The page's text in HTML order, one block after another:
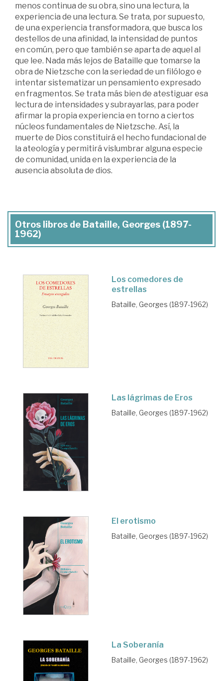
menos continua de su obra, sino una lectura, la
experiencia de una lectura. Se trata, por supuesto,
de una experiencia transformadora, que busca los
destellos de una afinidad, la intensidad de puntos
en común, pero que también se aparta de aquel al
que lee. Nada más lejos de Bataille que tomarse la
obra de Nietzsche con la seriedad de un filólogo e
intentar sistematizar un pensamiento expresado
en fragmentos. Se trata más bien de atestiguar esa
lectura de intensidades y subrayarlas, para poder
afirmar la propia experiencia en torno a ciertos
núcleos fundamentales de Nietzsche. Así, la
muerte de Dios constituirá el hecho fundacional de
la ateología y permitirá vislumbrar alguna especie
de comunidad, unida en la experiencia de la
ausencia absoluta de dios.
Otros libros de Bataille, Georges (1897-
1962)
Los comedores de
estrellas
Bataille, Georges (1897-1962)
Las lágrimas de Eros
Bataille, Georges (1897-1962)
El erotismo
Bataille, Georges (1897-1962)
La Soberanía
Bataille, Georges (1897-1962)